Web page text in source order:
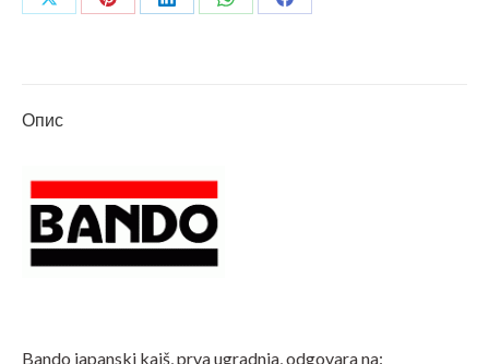
Share
Share
Share
Share
Share
Опис
Bando japanski kaiš, prva ugradnja, odgovara na: